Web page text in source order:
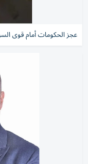
عجز الحكومات أمام قوى